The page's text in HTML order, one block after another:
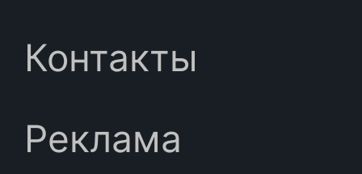
Контакты
Реклама